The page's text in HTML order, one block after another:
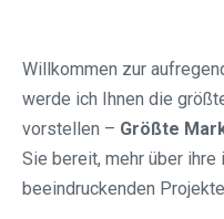
Willkommen zur
werde ich Ihnen die
vorstellen – Größte
Sie bereit, mehr über
beeindruckenden